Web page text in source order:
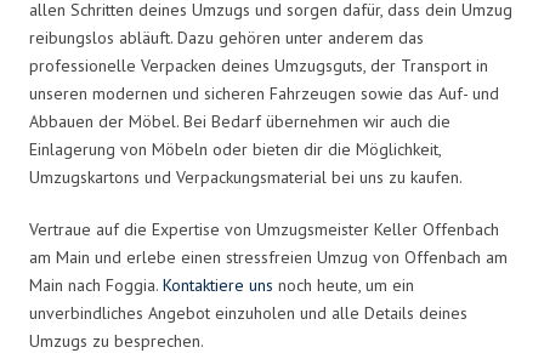
allen Schritten deines Umzugs und sorgen dafür, dass dein Umzug
reibungslos abläuft. Dazu gehören unter anderem das
professionelle Verpacken deines Umzugsguts, der Transport in
unseren modernen und sicheren Fahrzeugen sowie das Auf- und
Abbauen der Möbel. Bei Bedarf übernehmen wir auch die
Einlagerung von Möbeln oder bieten dir die Möglichkeit,
Umzugskartons und Verpackungsmaterial bei uns zu kaufen.
Vertraue auf die Expertise von Umzugsmeister Keller Offenbach
am Main und erlebe einen stressfreien Umzug von Offenbach am
Main nach Foggia. Kontaktiere uns noch heute, um ein
unverbindliches Angebot einzuholen und alle Details deines
Umzugs zu besprechen.